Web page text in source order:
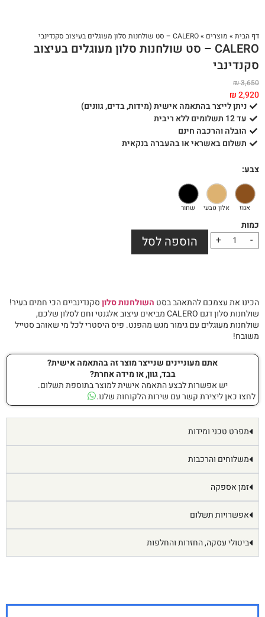
דף הבית » מוצרים »CALERO – סט שולחנות סלון מעוגלים בעיצוב סקנדינבי
CALERO – סט שולחנות סלון מעוגלים בעיצוב
סקנדינבי
₪3,650
₪2,920
ניתן לייצר בהתאמה אישית (מידות, בדים, גוונים)
עד 12 תשלומים ללא ריבית
הובלה והרכבה חינם
תשלום באשראי או בהעברה בנקאית
צבע:
אגוז אלון טבעי שחור
-
+ הוספה לסל
הכינו את עצמכם להתאהב בסט השולחנות סלוןסקנדינביים הכי חמים בעיר!
שולחנות סלון דגם CALERO מביאים עיצוב אלגנטי וחם לסלון שלכם,
שולחנות מעוגלים עם גימור מגש מהפנט. פיס היסטרי לכל מי שאוהב סטייל
משובח!
אתם מעוניינים שנייצר מוצר זה בהתאמה אישית?
בבד, גוון, או מידה אחרת?
יש אפשרות לבצע התאמה אישית למוצר בתוספת תשלום.
לחצו כאן ליצירת קשר עם שירות הלקוחות שלנו.
מפרט טכני ומידות
משלוחים והרכבות
זמן אספקה
אפשרויות תשלום
ביטולי עסקה, החזרות והחלפות